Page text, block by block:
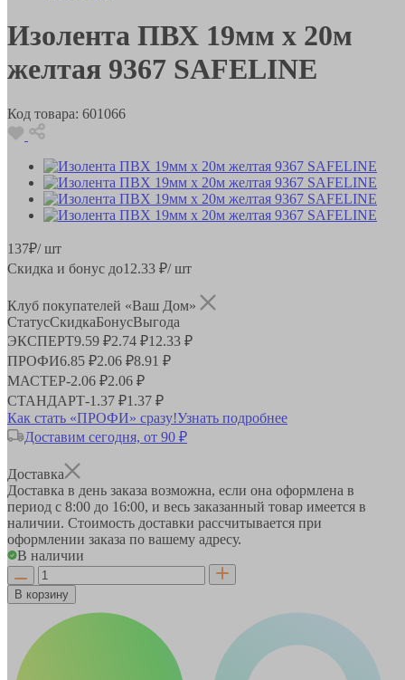
Изолента ПВХ 19мм х 20м
желтая 9367 SAFELINE
Код товара: 601066
137₽/ шт
Скидка и бонус до12.33 ₽/ шт
Клуб покупателей «Ваш Дом»
СтатусСкидкаБонусВыгода
ЭКСПЕРТ9.59 ₽2.74 ₽12.33 ₽
ПРОФИ6.85 ₽2.06 ₽8.91 ₽
МАСТЕР-2.06 ₽2.06 ₽
СТАНДАРТ-1.37 ₽1.37 ₽
Как стать «ПРОФИ» сразу!Узнать подробнее
Доставим сегодня, от 90 ₽
Доставка
Доставка в день заказа возможна, если она оформлена в
период с 8:00 до 16:00, и весь заказанный товар имеется в
наличии. Стоимость доставки рассчитывается при
оформлении заказа по вашему адресу.
В наличии
В корзину